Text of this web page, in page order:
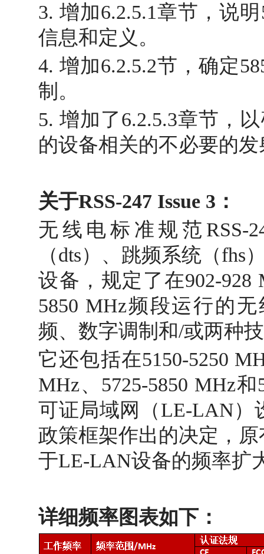
3. 增加6.2.5.1章节，说
信息和定义。
4. 增加6.2.5.2节，确定
制。
5. 增加了6.2.5.3章节，
的设备相关的不必要的
关于RSS-247 Issue 3：
无线电标准规范RSS-
（dts）、跳频系统（
设备，规定了在902-928
5850 MHz频段运行的
频、数字调制和/或两种
它还包括在5150-5250
MHz、5725-5850 MHz
可证局域网（LE-LAN）
政策框架作出的决定，
于LE-LAN设备的频率扩
详细频率图表如下：